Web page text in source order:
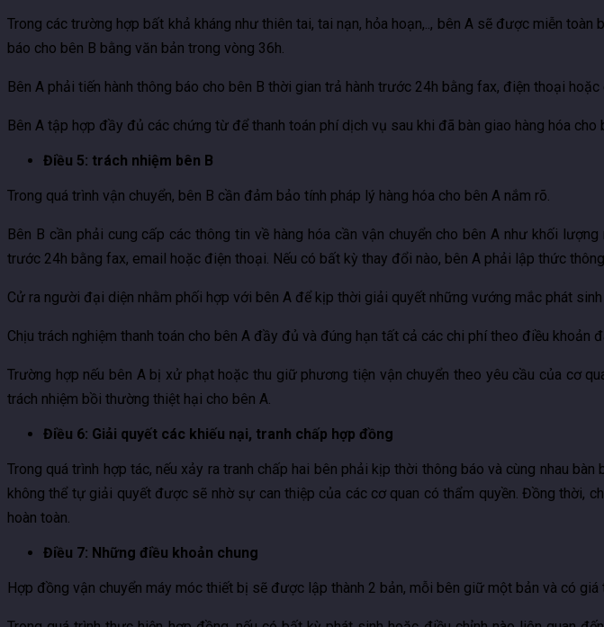
Trong các trường hợp bất khả kháng như thiên tai, tai nạn, hỏa hoạn,.., bên A sẽ được miễn
báo cho bên B bằng văn bản trong vòng 36h.
Bên A phải tiến hành thông báo cho bên B thời gian trả hành trước 24h bằng fax, điện thoại
Bên A tập hợp đầy đủ các chứng từ để thanh toán phí dịch vụ sau khi đã bàn giao hàng hóa
Điều 5: trách nhiệm bên B
Trong quá trình vận chuyển, bên B cần đảm bảo tính pháp lý hàng hóa cho bên A nắm rõ.
Bên B cần phải cung cấp các thông tin về hàng hóa cần vận chuyển cho bên A như khối
trước 24h bằng fax, email hoặc điện thoại. Nếu có bất kỳ thay đổi nào, bên A phải lập thức
Cử ra người đại diện nhằm phối hợp với bên A để kịp thời giải quyết những vướng mắc phát
Chịu trách nghiệm thanh toán cho bên A đầy đủ và đúng hạn tất cả các chi phí theo điều khoản
Trường hợp nếu bên A bị xử phạt hoặc thu giữ phương tiện vận chuyển theo yêu cầu của cơ
trách nhiệm bồi thường thiệt hại cho bên A.
Điều 6: Giải quyết các khiếu nại, tranh chấp hợp đồng
Trong quá trình hợp tác, nếu xảy ra tranh chấp hai bên phải kịp thời thông báo và cùng nhau
không thể tự giải quyết được sẽ nhờ sự can thiệp của các cơ quan có thẩm quyền. Đồng thời,
hoàn toàn.
Điều 7: Những điều khoản chung
Hợp đồng vận chuyển máy móc thiết bị sẽ được lập thành 2 bản, mỗi bên giữ một bản và có